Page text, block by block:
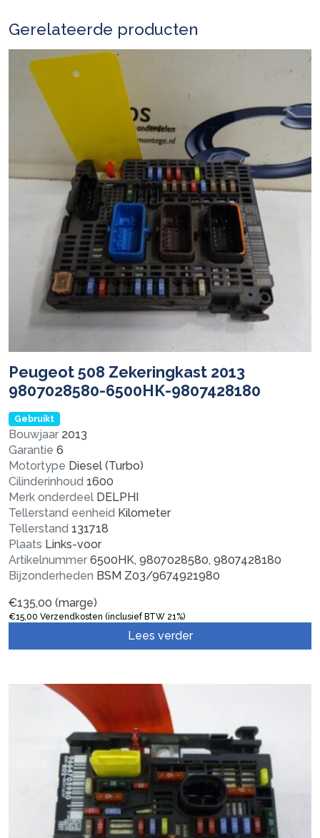
Gerelateerde producten
Peugeot 508 Zekeringkast 2013
9807028580-6500HK-9807428180
Gebruikt
Bouwjaar 2013
Garantie 6
Motortype Diesel (Turbo)
Cilinderinhoud 1600
Merk onderdeel DELPHI
Tellerstand eenheid Kilometer
Tellerstand 131718
Plaats Links-voor
Artikelnummer 6500HK, 9807028580, 9807428180
Bijzonderheden BSM Z03/9674921980
€135,00 (marge)
€15,00 Verzendkosten (inclusief BTW 21%)
Lees verder